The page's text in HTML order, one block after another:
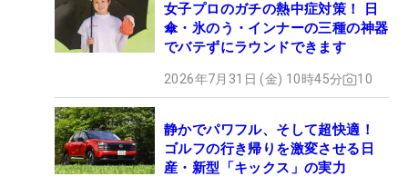
女子プロのガチの熱中症対策！ 日
傘・氷のう・インナーの三種の神器
でバテずにラウンドできます
2026年7月31日 (金) 10時45分 10
静かでパワフル、そして超快適！
ゴルフの行き帰りを激変させる日
産・新型「キックス」の実力